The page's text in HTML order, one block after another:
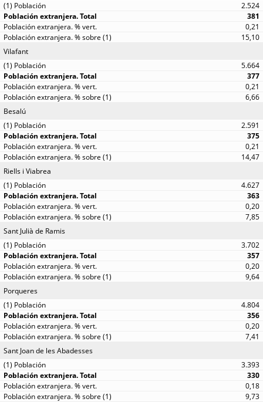
2.524
381
0,21
15,10
Vilafant
5.664
377
0,21
6,66
Besalú
2.591
375
0,21
14,47
Riells i Viabrea
4.627
363
0,20
7,85
Sant Julià de Ramis
3.702
357
0,20
9,64
Porqueres
4.804
356
0,20
7,41
Sant Joan de les Abadesses
3.393
330
0,18
9,73